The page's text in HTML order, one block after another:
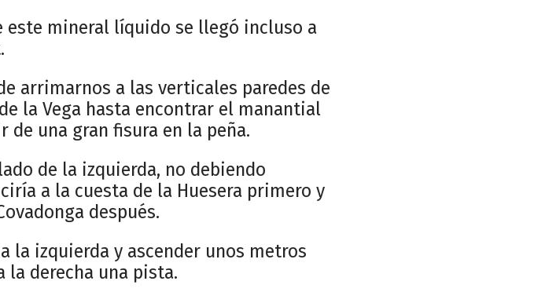
este mineral líquido se llegó incluso a
arrimarnos a las verticales paredes de
la Vega hasta encontrar el manantial
de una gran fisura en la peña.
de la izquierda, no debiendo
a la cuesta de la Huesera primero y
después.
la izquierda y ascender unos metros
la derecha una pista.